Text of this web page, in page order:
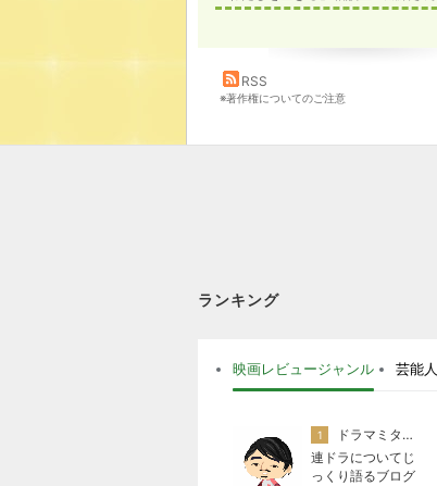
RSS
※著作権についてのご注意
ランキング
映画レビュージャンル 芸能人
1
ドラマミタロー
連ドラについてじ
っくり語るブログ